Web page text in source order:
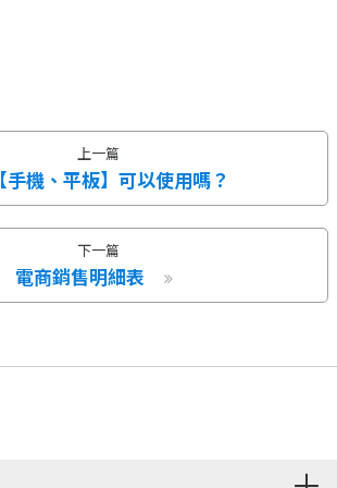
上一篇
【手機、平板】可以使用嗎？
下一篇
電商銷售明細表